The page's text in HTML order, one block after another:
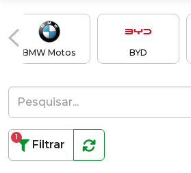
BMW Motos BYD
Filtrar
1